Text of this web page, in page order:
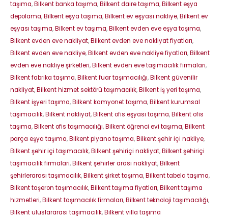
taşıma,Bilkent banka taşıma,Bilkent daire taşıma,Bilkent eşya
depolama,Bilkent eşya taşıma,Bilkent ev eşyası nakliye,Bilkent ev
eşyası taşıma,Bilkent ev taşıma,Bilkent evden eve eşya taşıma,
Bilkent evden eve nakliyat,Bilkent evden eve nakliyat fiyatları,
Bilkent evden eve nakliye,Bilkent evden eve nakliye fiyatları,Bilkent
evden eve nakliye şirketleri,Bilkent evden eve taşımacılık firmaları,
Bilkent fabrika taşıma,Bilkent fuar taşımacılığı,Bilkent güvenilir
nakliyat,Bilkent hizmet sektörü taşımacılık,Bilkent iş yeri taşıma,
Bilkent işyeri taşıma,Bilkent kamyonet taşıma,Bilkent kurumsal
taşımacılık,Bilkent nakliyat,Bilkent ofis eşyası taşıma,Bilkent ofis
taşıma,Bilkent ofis taşımacılığı,Bilkent öğrenci evi taşıma,Bilkent
parça eşya taşıma,Bilkent piyano taşıma,Bilkent şehir içi nakliye,
Bilkent şehir içi taşımacılık,Bilkent şehiriçi nakliyat,Bilkent şehiriçi
taşımacılık firmaları,Bilkent şehirler arası nakliyat,Bilkent
şehirlerarası taşımacılık,Bilkent şirket taşıma,Bilkent tabela taşıma,
Bilkent taşeron taşımacılık,Bilkent taşıma fiyatları,Bilkent taşıma
hizmetleri,Bilkent taşımacılık firmaları,Bilkent teknoloji taşımacılığı,
Bilkent uluslararası taşımacılık,Bilkent villa taşıma